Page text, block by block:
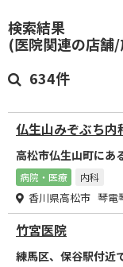
検索結果
(医院関連の店舗/
634件
仏生山みぞぶち内
高松市仏生山町にあ
病院・医療 内科
香川県高松市 琴電
竹宮医院
練馬区、保谷駅付近